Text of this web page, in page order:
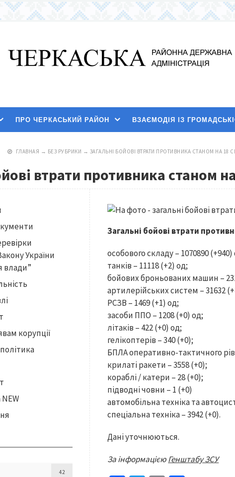
ПРО ЧЕРКАСЬКИЙ РАЙОН ВЗАЄМОДІЯ ІЗ
ГЛАВНАЯ → БЕЗ РУБРИКИ → ЗАГАЛЬНІ БОЙОВІ ВТРАТИ ПРОТИВНИКА СТАНОМ НА 18
втрати противника станом
Загальні бойові втрати
особового складу – 1070890 (+940)
танків – 11118 (+2) од;
бойових броньованих машин –
артилерійських систем – 31632
РСЗВ – 1469 (+1) од;
засоби ППО – 1208 (+0) од;
літаків – 422 (+0) од;
гелікоптерів – 340 (+0);
БПЛА оперативно-тактичного
крилаті ракети – 3558 (+0);
кораблі / катери – 28 (+0);
підводні човни – 1 (+0)
автомобільна техніка та
спеціальна техніка – 3942 (+0).
Дані уточнюються.
За інформацієюГенштабу ЗСУ
України
влади”
корупції
42